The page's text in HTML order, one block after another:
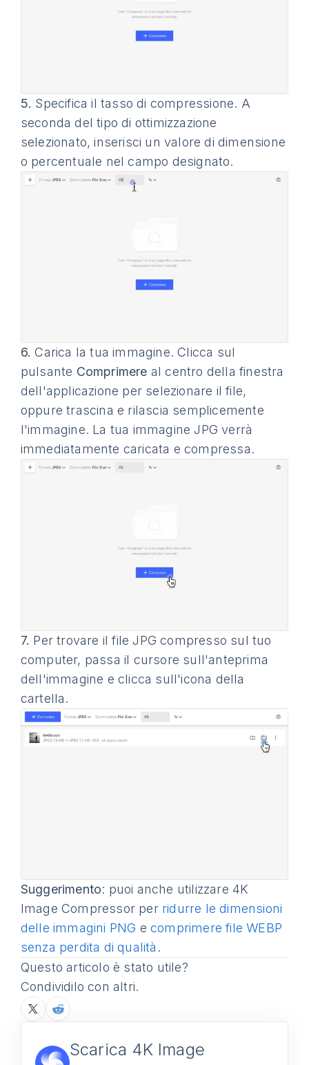
5. Specifica il tasso di compressione. A
seconda del tipo di ottimizzazione
selezionato, inserisci un valore di dimensione
o percentuale nel campo designato.
6. Carica la tua immagine. Clicca sul
pulsante Comprimere al centro della finestra
dell'applicazione per selezionare il file,
oppure trascina e rilascia semplicemente
l'immagine. La tua immagine JPG verrà
immediatamente caricata e compressa.
7. Per trovare il file JPG compresso sul tuo
computer, passa il cursore sull'anteprima
dell'immagine e clicca sull'icona della
cartella.
Suggerimento: puoi anche utilizzare 4K
Image Compressor per ridurre le dimensioni
delle immagini PNG ecomprimere file WEBP
senza perdita di qualità .
Questo articolo è stato utile?
Condividilo con altri.
Scarica 4K Image